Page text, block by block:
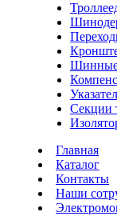
Шинные
Секции
Главная
Каталог
Контакты
Наши